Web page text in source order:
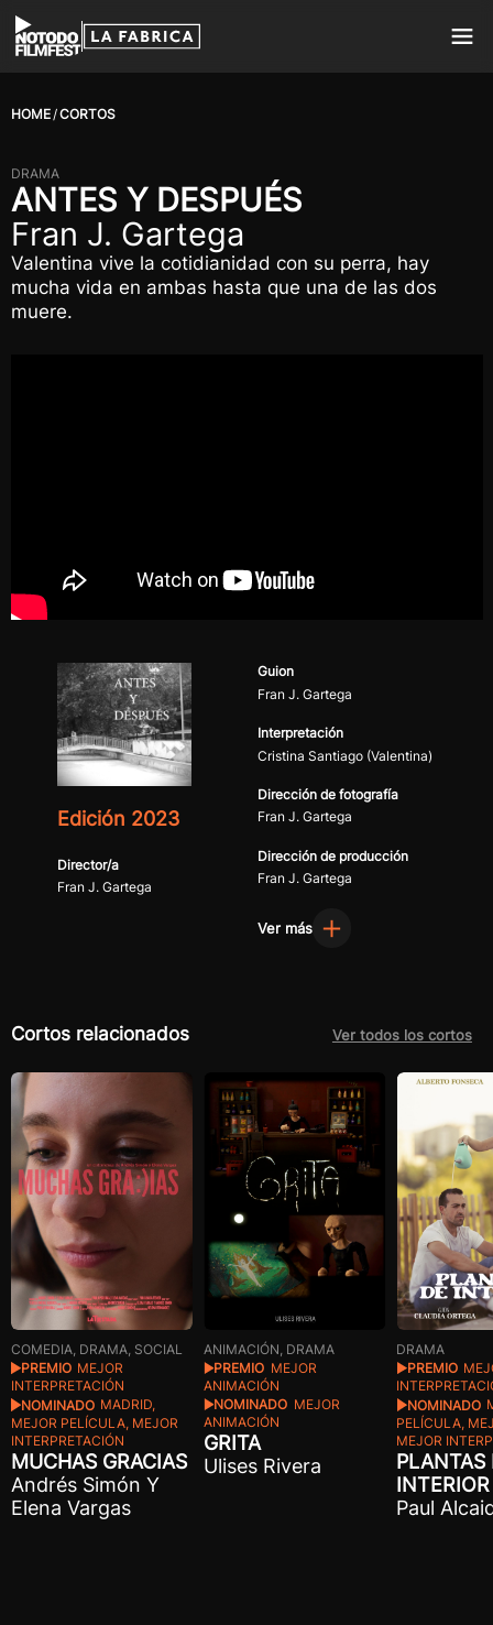
HOME CORTOS
DRAMA
ANTES Y DESPUÉS
Fran J. Gartega
Valentina vive la cotidianidad con su perra, hay
mucha vida en ambas hasta que una de las dos
muere.
Edición 2023
Director/a
Fran J. Gartega
Guion
Fran J. Gartega
Interpretación
Cristina Santiago (Valentina)
Dirección de fotografía
Fran J. Gartega
Dirección de producción
Fran J. Gartega
Ver más
Cortos relacionados Ver todos los cortos
COMEDIA, DRAMA, SOCIAL
PREMIO MEJOR
INTERPRETACIÓN
NOMINADO MADRID,
MEJOR PELÍCULA, MEJOR
INTERPRETACIÓN
MUCHAS GRACIAS
Andrés Simón Y
Elena Vargas
ANIMACIÓN, DRAMA
PREMIO MEJOR
ANIMACIÓN
NOMINADO MEJOR
ANIMACIÓN
GRITA
Ulises Rivera
DRAMA
PREMIO
NOMINADO
PELÍCULA,
MEJOR
PLANTAS
INTERIOR
Paul